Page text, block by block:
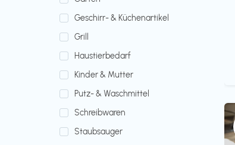
Geschirr- & Küchenartikel
Grill
Haustierbedarf
Kinder & Mutter
Putz- & Waschmittel
Schreibwaren
Staubsauger